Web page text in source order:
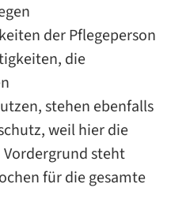
der Pflegeperson
die
stehen ebenfalls
weil hier die
steht
für die gesamte